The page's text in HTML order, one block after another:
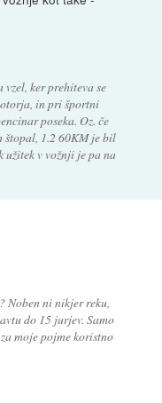
ker prehiteva se
in pri športni
poseka. Oz. če
štopal, 1.2 60KM je bil
v vožnji je pa na
Noben ni nikjer reku,
do 15 jurjev. Samo
moje pojme koristno